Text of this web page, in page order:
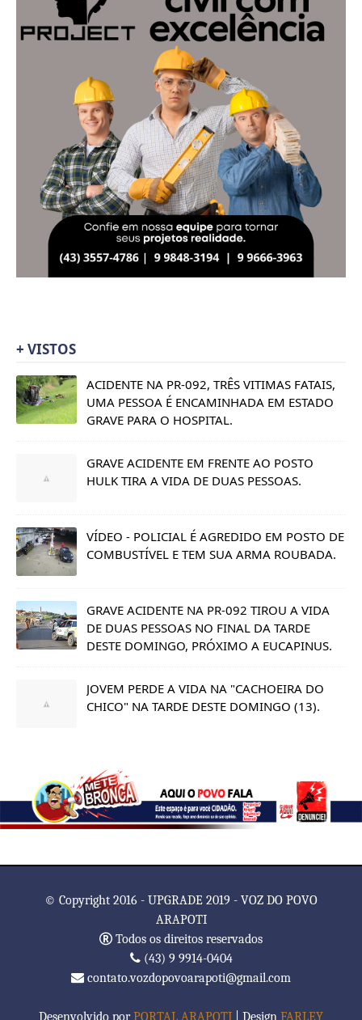
+ VISTOS
ACIDENTE NA PR-092, TRÊS VITIMAS FATAIS,
UMA PESSOA É ENCAMINHADA EM ESTADO
GRAVE PARA O HOSPITAL.
GRAVE ACIDENTE EM FRENTE AO POSTO
HULK TIRA A VIDA DE DUAS PESSOAS.
VÍDEO - POLICIAL É AGREDIDO EM POSTO DE
COMBUSTÍVEL E TEM SUA ARMA ROUBADA.
GRAVE ACIDENTE NA PR-092 TIROU A VIDA
DE DUAS PESSOAS NO FINAL DA TARDE
DESTE DOMINGO, PRÓXIMO A EUCAPINUS.
JOVEM PERDE A VIDA NA "CACHOEIRA DO
CHICO" NA TARDE DESTE DOMINGO (13).
© Copyright 2016 - UPGRADE 2019 - VOZ DO POVO
ARAPOTI
Todos os direitos reservados
(43) 9 9914-0404
contato.vozdopovoarapoti@gmail.com
Desenvolvido porPORTAL ARAPOTI | Design FARLEY